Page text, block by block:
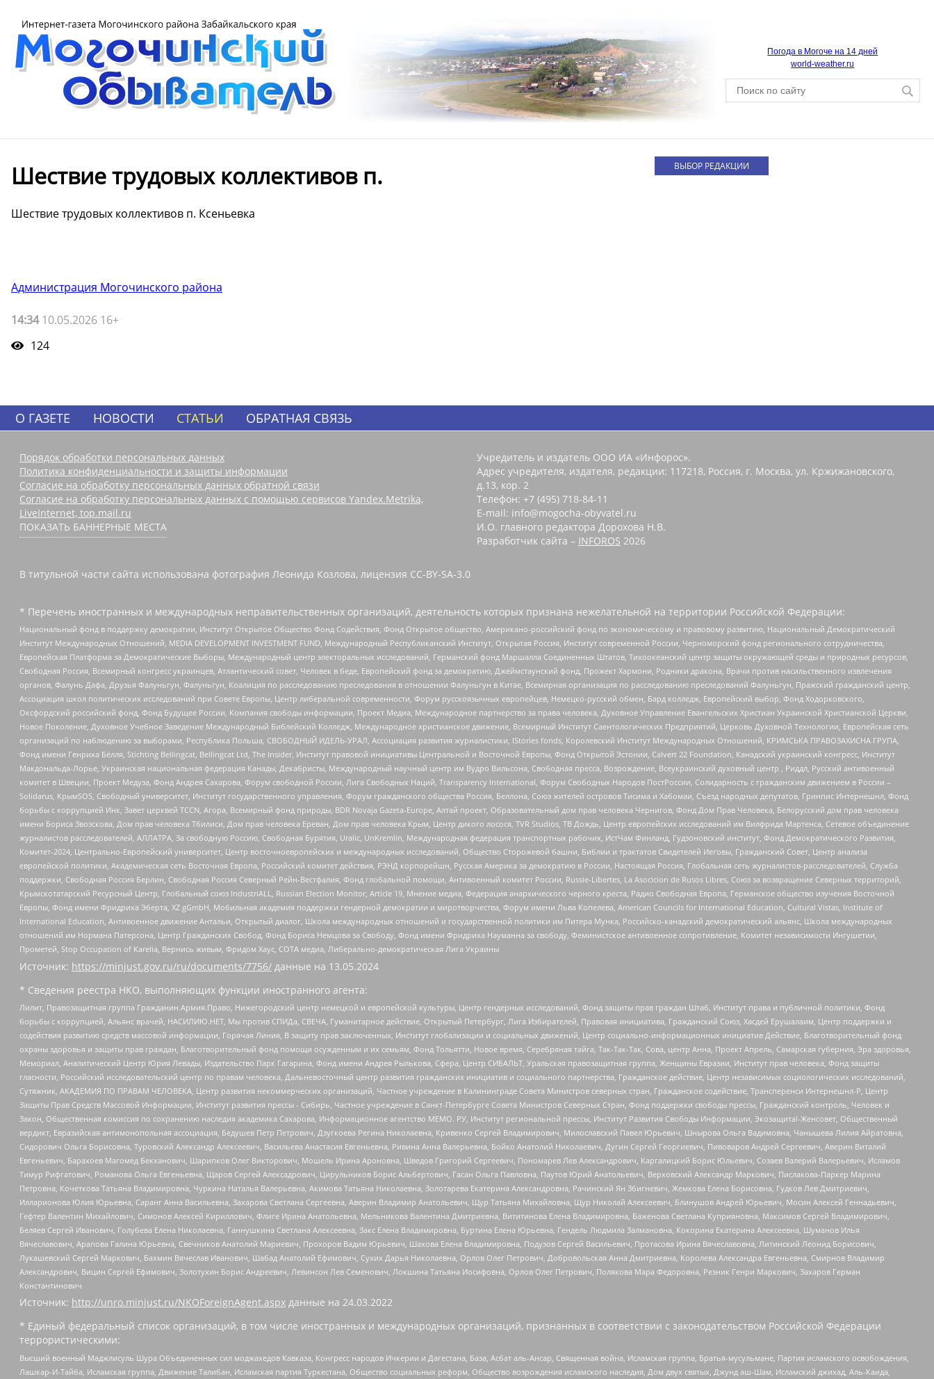
Погода в Могоче на 14 дней
world-weather.ru
️Шествие трудовых коллективов п.
️Шествие трудовых коллективов п. Ксеньевка
Администрация Могочинского района
14:3410.05.2026 16+
124
ВЫБОР РЕДАКЦИИ
О ГАЗЕТЕ НОВОСТИ СТАТЬИ ОБРАТНАЯ СВЯЗЬ
Порядок обработки персональных данных
Политика конфиденциальности и защиты информации
Согласие на обработку персональных данных обратной связи
Согласие на обработку персональных данных с помощью сервисов Yandex.Metrika,
LiveInternet, top.mail.ru
ПОКАЗАТЬ БАННЕРНЫЕ МЕСТА
Учредитель и издатель ООО ИА «Инфорос».
Адрес учредителя, издателя, редакции: 117218, Россия, г. Москва, ул. Кржижановского,
д.13, кор. 2
Телефон: +7 (495) 718-84-11
E-mail: info@mogocha-obyvatel.ru
И.О. главного редактора Дорохова Н.В.
Разработчик сайта – INFOROS 2026
В титульной части сайта использована фотография Леонида Козлова, лицензия CC-BY-SA-3.0
* Перечень иностранных и международных неправительственных организаций, деятельность которых признана нежелательной на территории Российской Федерации:
Национальный фонд в поддержку демократии, Институт Открытое Общество Фонд Содействия, Фонд Открытое общество, Американо-российский фонд по экономическому и правовому развитию, Национальный Демократический
Институт Международных Отношений, MEDIA DEVELOPMENT INVESTMENT FUND, Международный Республиканский Институт, Открытая Россия, Институт современной России, Черноморский фонд регионального сотрудничества,
Европейская Платформа за Демократические Выборы, Международный центр электоральных исследований, Германский фонд Маршалла Соединенных Штатов, Тихоокеанский центр защиты окружающей среды и природных ресурсов,
Свободная Россия, Всемирный конгресс украинцев, Атлантический совет, Человек в беде, Европейский фонд за демократию, Джеймстаунский фонд, Прожект Хармони, Родники дракона, Врачи против насильственного извлечения
органов, Фалунь Дафа, Друзья Фалуньгун, Фалуньгун, Коалиция по расследованию преследования в отношении Фалуньгун в Китае, Всемирная организация по расследованию преследований Фалуньгун, Пражский гражданский центр,
Ассоциация школ политических исследований при Совете Европы, Центр либеральной современности, Форум русскоязычных европейцев, Немецко-русский обмен, Бард колледж, Европейский выбор, Фонд Ходорковского,
Оксфордский российский фонд, Фонд Будущее России, Компания свободы информации, Проект Медиа, Международное партнерство за права человека, Духовное Управление Евангельских Христиан Украинской Христианской Церкви,
Новое Поколение, Духовное Учебное Заведение Международный Библейский Колледж, Международное христианское движение, Всемирный Институт Саентологических Предприятий, Церковь Духовной Технологии, Европейская сеть
организаций по наблюдению за выборами, Республика Польша, СВОБОДНЫЙ ИДЕЛЬ-УРАЛ, Ассоциация развития журналистики, IStories fonds, Королевский Институт Международных Отношений, КРИМСЬКА ПРАВОЗАХИСНА ГРУПА,
Фонд имени Генриха Бёлля, Stichting Bellingcat, Bellingcat Ltd, The Insider, Институт правовой инициативы Центральной и Восточной Европы, Фонд Открытой Эстонии, Calvert 22 Foundation, Канадский украинский конгресс, Институт
Макдональда-Лорье, Украинская национальная федерация Канады, Декабристы, Международный научный центр им Вудро Вильсона, Свободная пресса, Возрождение, Всеукраинский духовный центр , Риддл, Русский антивоенный
комитет в Швеции, Проект Медуза, Фонд Андрея Сахарова, Форум свободной России, Лига Свободных Наций, Transparеncy International, Форум Свободных Народов ПостРоссии, Солидарность с гражданским движением в России –
Solidarus, КрымSOS, Свободный университет, Институт государственного управления, Форум гражданского общества Россия, Беллона, Союз жителей островов Тисима и Хабомаи, Съезд народных депутатов, Гринпис Интернешнл, Фонд
борьбы с коррупцией Инк, Завет церквей TCCN, Агора, Всемирный фонд природы, BDR Novaja Gazeta-Europe, Алтай проект, Образовательный дом прав человека Чернигов, Фонд Дом Прав Человека, Белорусский дом прав человека
имени Бориса Звозскова, Дом прав человека Тбилиси, Дом прав человека Ереван, Дом прав человека Крым, Центр дикого лосося, TVR Studios, ТВ Дождь, Центр европейских исследований им Вилфрида Мартенса, Сетевое объединение
журналистов расследователей, АЛЛАТРА, За свободную Россию, Свободная Бурятия, Uralic, UnKremlin, Международная федерация транспортных рабочих, ИстЧам Финланд, Гудзоновский институт, Фонд Демократического Развития,
Комитет-2024, Центрально-Европейский университет, Центр восточноевропейских и международных исследований, Общество Сторожевой башни, Библии и трактатов Свидетелей Иеговы, Гражданский Совет, Центр анализа
европейской политики, Академическая сеть Восточная Европа, Российский комитет действия, РЭНД корпорейшн, Русская Америка за демократию в России, Настоящая Россия, Глобальная сеть журналистов-расследователей, Служба
поддержки, Свободная Россия Берлин, Свободная Россия Северный Рейн-Вестфалия, Фонд глобальной помощи, Антивоенный комитет России, Russie-Libertes, La Asocicion de Rusos Libres, Союз за возвращение Северных территорий,
Крымскотатарский Ресурсный Центр, Глобальный союз IndustriALL, Russian Election Monitor, Article 19, Мнение медиа, Федерация анархического черного креста, Радио Свободная Европа, Германское общество изучения Восточной
Европы, Фонд имени Фридриха Эберта, XZ gGmbH, Мобильная академия поддержки гендерной демократии и миротворчества, Форум имени Льва Копелева, American Councils for International Education, Cultural Vistas, Institute of
International Education, Антивоенное движение Антальи, Открытый диалог, Школа международных отношений и государственной политики им Питера Мунка, Российско-канадский демократический альянс, Школа международных
отношений им Нормана Патерсона, Центр Гражданских Свобод, Фонд Бориса Немцова за Свободу, Фонд имени Фридриха Науманна за свободу, Феминистское антивоенное сопротивление, Комитет независимости Ингушетии,
Прометей, Stop Occupation of Karelia, Вернись живым, Фридом Хаус, СОТА медиа, Либерально-демократическая Лига Украины
Источник: https://minjust.gov.ru/ru/documents/7756/ данные на 13.05.2024
* Сведения реестра НКО, выполняющих функции иностранного агента:
Лилит, Правозащитная группа Гражданин.Армия.Право, Нижегородский центр немецкой и европейской культуры, Центр гендерных исследований, Фонд защиты прав граждан Штаб, Институт права и публичной политики, Фонд
борьбы с коррупцией, Альянс врачей, НАСИЛИЮ.НЕТ, Мы против СПИДа, СВЕЧА, Гуманитарное действие, Открытый Петербург, Лига Избирателей, Правовая инициатива, Гражданский Союз, Хасдей Ерушалаим, Центр поддержки и
содействия развитию средств массовой информации, Горячая Линия, В защиту прав заключенных, Институт глобализации и социальных движений, Центр социально-информационных инициатив Действие, Благотворительный фонд
охраны здоровья и защиты прав граждан, Благотворительный фонд помощи осужденным и их семьям, Фонд Тольятти, Новое время, Серебряная тайга, Так-Так-Так, Сова, центр Анна, Проект Апрель, Самарская губерния, Эра здоровья,
Мемориал, Аналитический Центр Юрия Левады, Издательство Парк Гагарина, Фонд имени Андрея Рылькова, Сфера, Центр СИБАЛЬТ, Уральская правозащитная группа, Женщины Евразии, Институт прав человека, Фонд защиты
гласности, Российский исследовательский центр по правам человека, Дальневосточный центр развития гражданских инициатив и социального партнерства, Гражданское действие, Центр независимых социологических исследований,
Сутяжник, АКАДЕМИЯ ПО ПРАВАМ ЧЕЛОВЕКА, Центр развития некоммерческих организаций, Частное учреждение в Калининграде Совета Министров северных стран, Гражданское содействие, Трансперенси Интернешнл-Р, Центр
Защиты Прав Средств Массовой Информации, Институт развития прессы - Сибирь, Частное учреждение в Санкт-Петербурге Совета Министров Северных Стран, Фонд поддержки свободы прессы, Гражданский контроль, Человек и
Закон, Общественная комиссия по сохранению наследия академика Сахарова, Информационное агентство МЕМО. РУ, Институт региональной прессы, Институт Развития Свободы Информации, Экозащита!-Женсовет, Общественный
вердикт, Евразийская антимонопольная ассоциация, Бедушев Петр Петрович, Дзугкоева Регина Николаевна, Кривенко Сергей Владимирович, Милославский Павел Юрьевич, Шнырова Ольга Вадимовна, Чанышева Лилия Айратовна,
Сидорович Ольга Борисовна, Туровский Александр Алексеевич, Васильева Анастасия Евгеньевна, Ривина Анна Валерьевна, Бойко Анатолий Николаевич, Дугин Сергей Георгиевич, Пивоваров Андрей Сергеевич, Аверин Виталий
Евгеньевич, Барахоев Магомед Бекханович, Шарипков Олег Викторович, Мошель Ирина Ароновна, Шведов Григорий Сергеевич, Пономарев Лев Александрович, Каргалицкий Борис Юльевич, Созаев Валерий Валерьевич, Исламов
Тимур Рифгатович, Романова Ольга Евгеньевна, Щаров Сергей Алексадрович, Цирульников Борис Альбертович, Гасан Ольга Павловна, Паутов Юрий Анатольевич, Верховский Александр Маркович, Пислакова-Паркер Марина
Петровна, Кочеткова Татьяна Владимировна, Чуркина Наталья Валерьевна, Акимова Татьяна Николаевна, Золотарева Екатерина Александровна, Рачинский Ян Збигневич, Жемкова Елена Борисовна, Гудков Лев Дмитриевич,
Илларионова Юлия Юрьевна, Саранг Анна Васильевна, Захарова Светлана Сергеевна, Аверин Владимир Анатольевич, Щур Татьяна Михайловна, Щур Николай Алексеевич, Блинушов Андрей Юрьевич, Мосин Алексей Геннадьевич,
Гефтер Валентин Михайлович, Симонов Алексей Кириллович, Флиге Ирина Анатольевна, Мельникова Валентина Дмитриевна, Вититинова Елена Владимировна, Баженова Светлана Куприяновна, Максимов Сергей Владимирович,
Беляев Сергей Иванович, Голубева Елена Николаевна, Ганнушкина Светлана Алексеевна, Закс Елена Владимировна, Буртина Елена Юрьевна, Гендель Людмила Залмановна, Кокорина Екатерина Алексеевна, Шуманов Илья
Вячеславович, Арапова Галина Юрьевна, Свечников Анатолий Мариевич, Прохоров Вадим Юрьевич, Шахова Елена Владимировна, Подузов Сергей Васильевич, Протасова Ирина Вячеславовна, Литинский Леонид Борисович,
Лукашевский Сергей Маркович, Бахмин Вячеслав Иванович, Шабад Анатолий Ефимович, Сухих Дарья Николаевна, Орлов Олег Петрович, Добровольская Анна Дмитриевна, Королева Александра Евгеньевна, Смирнов Владимир
Александрович, Вицин Сергей Ефимович, Золотухин Борис Андреевич, Левинсон Лев Семенович, Локшина Татьяна Иосифовна, Орлов Олег Петрович, Полякова Мара Федоровна, Резник Генри Маркович, Захаров Герман
Константинович
Источник: http://unro.minjust.ru/NKOForeignAgent.aspx данные на 24.03.2022
* Единый федеральный список организаций, в том числе иностранных и международных организаций, признанных в соответствии с законодательством Российской Федерации
террористическими:
Высший военный Маджлисуль Шура Объединенных сил моджахедов Кавказа, Конгресс народов Ичкерии и Дагестана, База, Асбат аль-Ансар, Священная война, Исламская группа, Братья-мусульмане, Партия исламского освобождения,
Лашкар-И-Тайба, Исламская группа, Движение Талибан, Исламская партия Туркестана, Общество социальных реформ, Общество возрождения исламского наследия, Дом двух святых, Джунд аш-Шам, Исламский джихад, Аль-Каида,